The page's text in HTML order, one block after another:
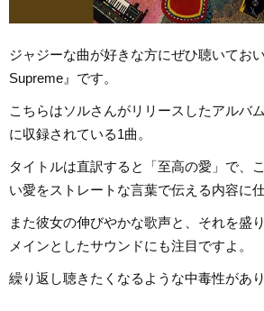
ジャジーな曲が好きな方にぜひ聴いてお
Supreme』です。
こちらはソルさんがリリースしたアルバ
に収録されている1曲。
タイトルは直訳すると「至高の愛」で、
い愛をストレートな言葉で伝える内容に
また彼女の伸びやかな歌声と、それを盛
メインとしたサウンドにも注目ですよ。
繰り返し聴きたくなるような中毒性があり